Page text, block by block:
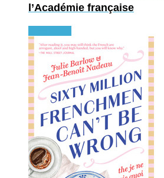
l’Académie française